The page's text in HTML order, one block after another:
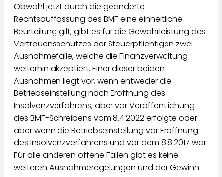
Obwohl jetzt durch die geänderte
Rechtsauffassung des BMF eine einheitliche
Beurteilung gilt, gibt es für die Gewährleistung des
Vertrauensschutzes der Steuerpflichtigen zwei
Ausnahmefälle, welche die Finanzverwaltung
weiterhin akzeptiert. Einer dieser beiden
Ausnahmen liegt vor, wenn entweder die
Betriebseinstellung nach Eröffnung des
Insolvenzverfahrens, aber vor Veröffentlichung
des BMF-Schreibens vom 8.4.2022 erfolgte oder
aber wenn die Betriebseinstellung vor Eröffnung
des Insolvenzverfahrens und vor dem 8.8.2017 war.
Für alle anderen offene Fällen gibt es keine
weiteren Ausnahmeregelungen und der Gewinn